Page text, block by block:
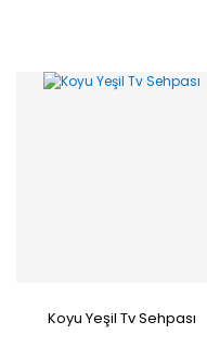
Koyu Yeşil Tv Sehpası